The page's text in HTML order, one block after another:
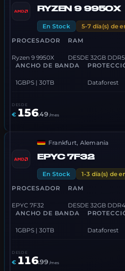
RYZEN 9 9950X
En Stock
5-7 día(s) de
PROCESADOR
Ryzen 9 9950X
RAM
DESDE 32GB DDR5
ANCHO DE BANDA
1GBPS | 30TB Dataforest
DESDE
€ 156.49 /mes
Frankfurt, Alemania
EPYC 7F32
En Stock
1-3 día(s) de
PROCESADOR
EPYC 7F32
RAM
DESDE 32GB DDR4
ANCHO DE BANDA
1GBPS | 30TB Dataforest
DESDE
€ 116.99 /mes